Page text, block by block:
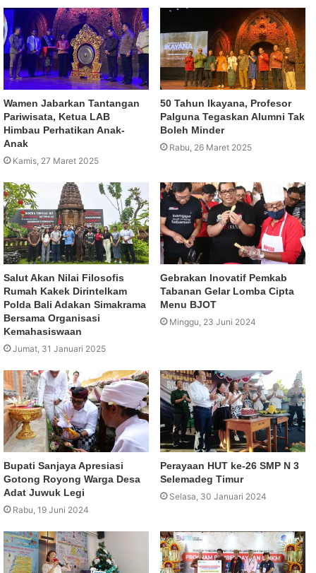
Wamen Jabarkan Tantangan
Pariwisata, Ketua LAB
Himbau Perhatikan Anak-
Anak
Kamis, 27 Maret 2025
50 Tahun Ikayana, Profesor
Palguna Tegaskan Alumni Tak
Boleh Minder
Rabu, 26 Maret 2025
Salut Akan Nilai Filosofis
Rumah Kakek Dirintelkam
Polda Bali Adakan Simakrama
Bersama Organisasi
Kemahasiswaan
Jumat, 31 Januari 2025
Gebrakan Inovatif Pemkab
Tabanan Gelar Lomba Cipta
Menu BJOT
Minggu, 23 Juni 2024
Bupati Sanjaya Apresiasi
Gotong Royong Warga Desa
Adat Juwuk Legi
Rabu, 19 Juni 2024
Perayaan HUT ke-26 SMP N 3
Selemadeg Timur
Selasa, 30 Januari 2024